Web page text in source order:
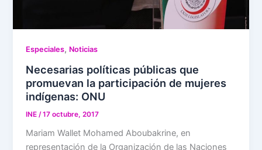
Especiales, Noticias
Necesarias políticas públicas que
promuevan la participación de mujeres
indígenas: ONU
INE /17 octubre, 2017
Mariam Wallet Mohamed Aboubakrine, en
representación de la Organización de las Naciones